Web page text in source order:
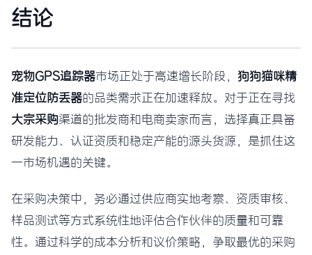
结论
宠物GPS追踪器市场正处于高速增长阶段， 狗狗猫咪精
准定位防丢器的品类需求正在加速释放。对于正在寻找
大宗采购渠道的批发商和电商卖家而言，选择真正具备
研发能力、认证资质和稳定产能的源头货源，是抓住这
一市场机遇的关键。
在采购决策中，务必通过供应商实地考察、资质审核、
样品测试等方式系统性地评估合作伙伴的质量和可靠
性。通过科学的成本分析和议价策略，争取最优的采购